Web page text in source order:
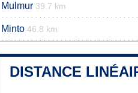
Mulmur 39.7 km
Minto 46.8 km
DISTANCE